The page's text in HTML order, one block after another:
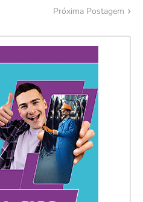
Próxima Postagem